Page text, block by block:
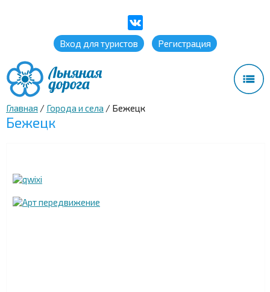
Вход для туристов Регистрация
Главная / Города и села / Бежецк
Бежецк